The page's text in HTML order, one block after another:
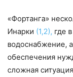
«Фортанга»
Инарки (1,2), где
водоснабжение,
обеспечения
сложная